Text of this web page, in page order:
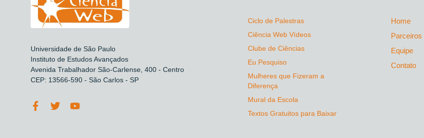
Universidade de São Paulo
Instituto de Estudos Avançados
Avenida Trabalhador São-Carlense, 400 - Centro
CEP: 13566-590 - São Carlos - SP
Ciclo de Palestras
Ciência Web Vídeos
Clube de Ciências
Eu Pesquiso
Mulheres que Fizeram a
Diferença
Mural da Escola
Textos Gratuitos para Baixar
Home
Parceiros
Equipe
Contato